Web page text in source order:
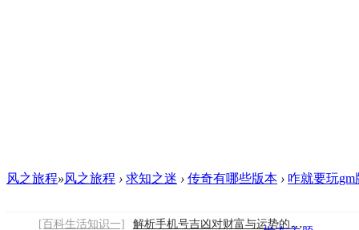
风之旅程»风之旅程 › 求知之迷 › 传奇有哪些版本 › 咋就要玩
[百科生活知识一]
解析手机号吉凶对财富与运势的影响2026/8/6